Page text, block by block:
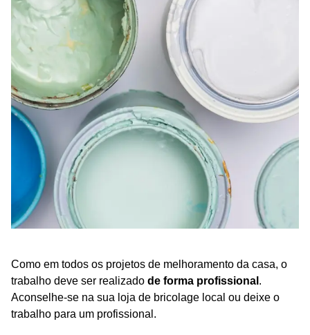
Como em todos os projetos de melhoramento da casa, o
trabalho deve ser realizado de forma profissional .
Aconselhe-se na sua loja de bricolage local ou deixe o
trabalho para um profissional.